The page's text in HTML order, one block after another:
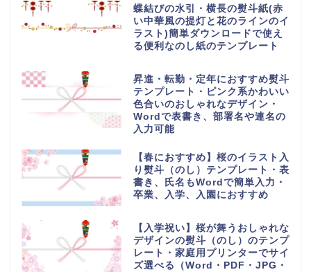
蝶結びの水引・横長の熨斗紙(赤
い中華風の提灯と花のラインのイ
ラスト)簡単ダウンロードで使え
る便利なのし紙のテンプレート
昇進・転勤・定年におすすめ熨斗
テンプレート・ピンク系かわいい
色合いのおしゃれなデザイン・
Wordで表書き、部署名や連名の
入力可能
【春におすすめ】桜のイラスト入
り熨斗（のし）テンプレート・表
書き、氏名もWordで簡単入力・
卒業、入学、入園におすすめ
【入学祝い】桜が舞うおしゃれな
デザインの熨斗（のし）のテンプ
レート・家庭用プリンターでサイ
ズ選べる（Word・PDF・JPG・